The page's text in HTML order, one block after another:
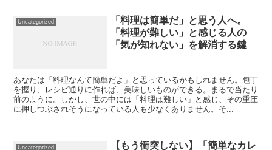
Uncategorized
「料理は簡単だ」と思う人へ。
「料理が難しい」と感じる人の
「気が知れない」を解消する鍵
あなたは「料理なんて簡単だよ」と思っているかもしれません。包丁
を握り、レシピ通りに作れば、美味しいものができる。まるで当たり
前のように。しかし、世の中には「料理は難しい」と感じ、その重圧
に押しつぶされそうになっている人も少なくありません。そ...
Uncategorized
【もう衝突しない】「簡単なカレ